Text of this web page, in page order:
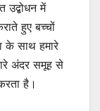
उद्बोधन में
हुए बच्चों
के साथ हमारे
अंदर समूह से
है।